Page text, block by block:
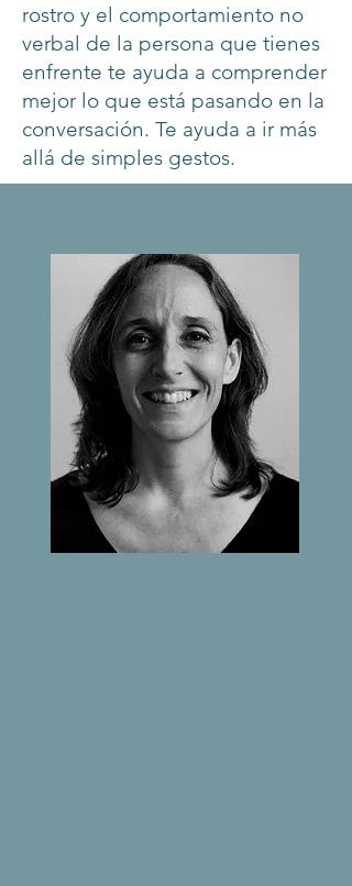
rostro y el comportamiento no
verbal de la persona que tienes
enfrente te ayuda a comprender
mejor lo que está pasando en la
conversación. Te ayuda a ir más
allá de simples gestos.